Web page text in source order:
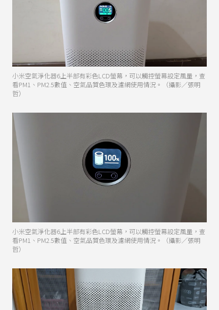
小米空氣淨化器6上半部有彩色LCD螢幕，可以觸控螢幕設定風量，查
看PM1、PM2.5數值、空氣品質色環及濾網使用情況。（攝影／張明
哲）
小米空氣淨化器6上半部有彩色LCD螢幕，可以觸控螢幕設定風量，查
看PM1、PM2.5數值、空氣品質色環及濾網使用情況。（攝影／張明
哲）